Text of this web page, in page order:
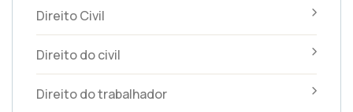
Direito Civil
Direito do civil
Direito do trabalhador